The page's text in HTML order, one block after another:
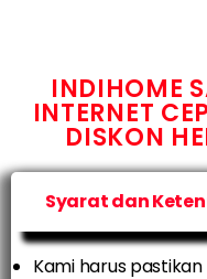
INDIHOME
INTERNET
DISKON
Syarat dan
Kami harus